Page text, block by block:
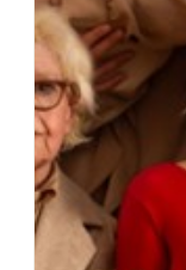
69 - Rhône
Mon email